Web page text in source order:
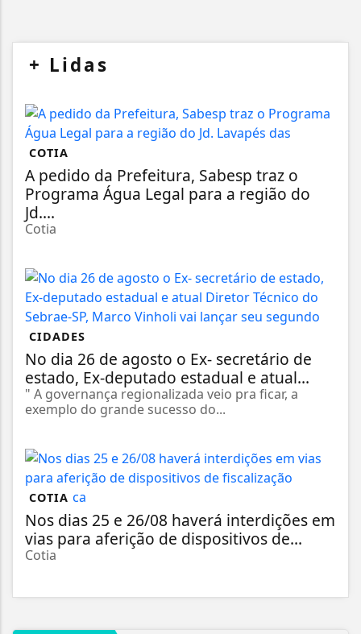
+ Lidas
COTIA
A pedido da Prefeitura, Sabesp traz o
Programa Água Legal para a região do
Jd....
Cotia
CIDADES
No dia 26 de agosto o Ex- secretário de
estado, Ex-deputado estadual e atual...
" A governança regionalizada veio pra ficar, a
exemplo do grande sucesso do...
COTIA
Nos dias 25 e 26/08 haverá interdições em
vias para aferição de dispositivos de...
Cotia